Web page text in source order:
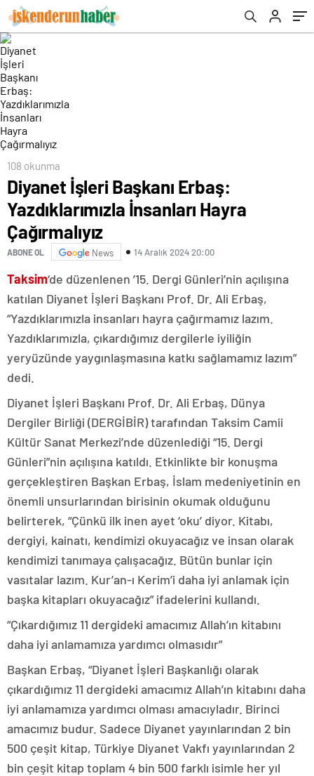
108 okunma
Diyanet İşleri Başkanı Erbaş:
Yazdıklarımızla İnsanları Hayra
Çağırmalıyız
ABONE OL News 14 Aralık 2024 20:00
Taksim‘de düzenlenen ’15. Dergi Günleri’nin açılışına
katılan Diyanet İşleri Başkanı Prof. Dr. Ali Erbaş,
“Yazdıklarımızla insanları hayra çağırmamız lazım.
Yazdıklarımızla, çıkardığımız dergilerle iyiliğin
yeryüzünde yaygınlaşmasına katkı sağlamamız lazım”
dedi.
Diyanet İşleri Başkanı Prof. Dr. Ali Erbaş, Dünya
Dergiler Birliği (DERGİBİR) tarafından Taksim Camii
Kültür Sanat Merkezi’nde düzenlediği “15. Dergi
Günleri”nin açılışına katıldı. Etkinlikte bir konuşma
gerçekleştiren Başkan Erbaş, İslam medeniyetinin en
önemli unsurlarından birisinin okumak olduğunu
belirterek, “Çünkü ilk inen ayet ‘oku’ diyor. Kitabı,
dergiyi, kainatı, kendimizi okuyacağız ve insan olarak
kendimizi tanımaya çalışacağız. Bütün bunlar için
vasıtalar lazım. Kur’an-ı Kerim’i daha iyi anlamak için
başka kitapları okuyacağız” ifadelerini kullandı.
“Çıkardığımız 11 dergideki amacımız Allah’ın kitabını
daha iyi anlamamıza yardımcı olmasıdır”
Başkan Erbaş, “Diyanet İşleri Başkanlığı olarak
çıkardığımız 11 dergideki amacımız Allah’ın kitabını daha
iyi anlamamıza yardımcı olması amacıyladır. Birinci
amacımız budur. Sadece Diyanet yayınlarından 2 bin
500 çeşit kitap, Türkiye Diyanet Vakfı yayınlarından 2
bin çeşit kitap toplam 4 bin 500 farklı isimle her yıl